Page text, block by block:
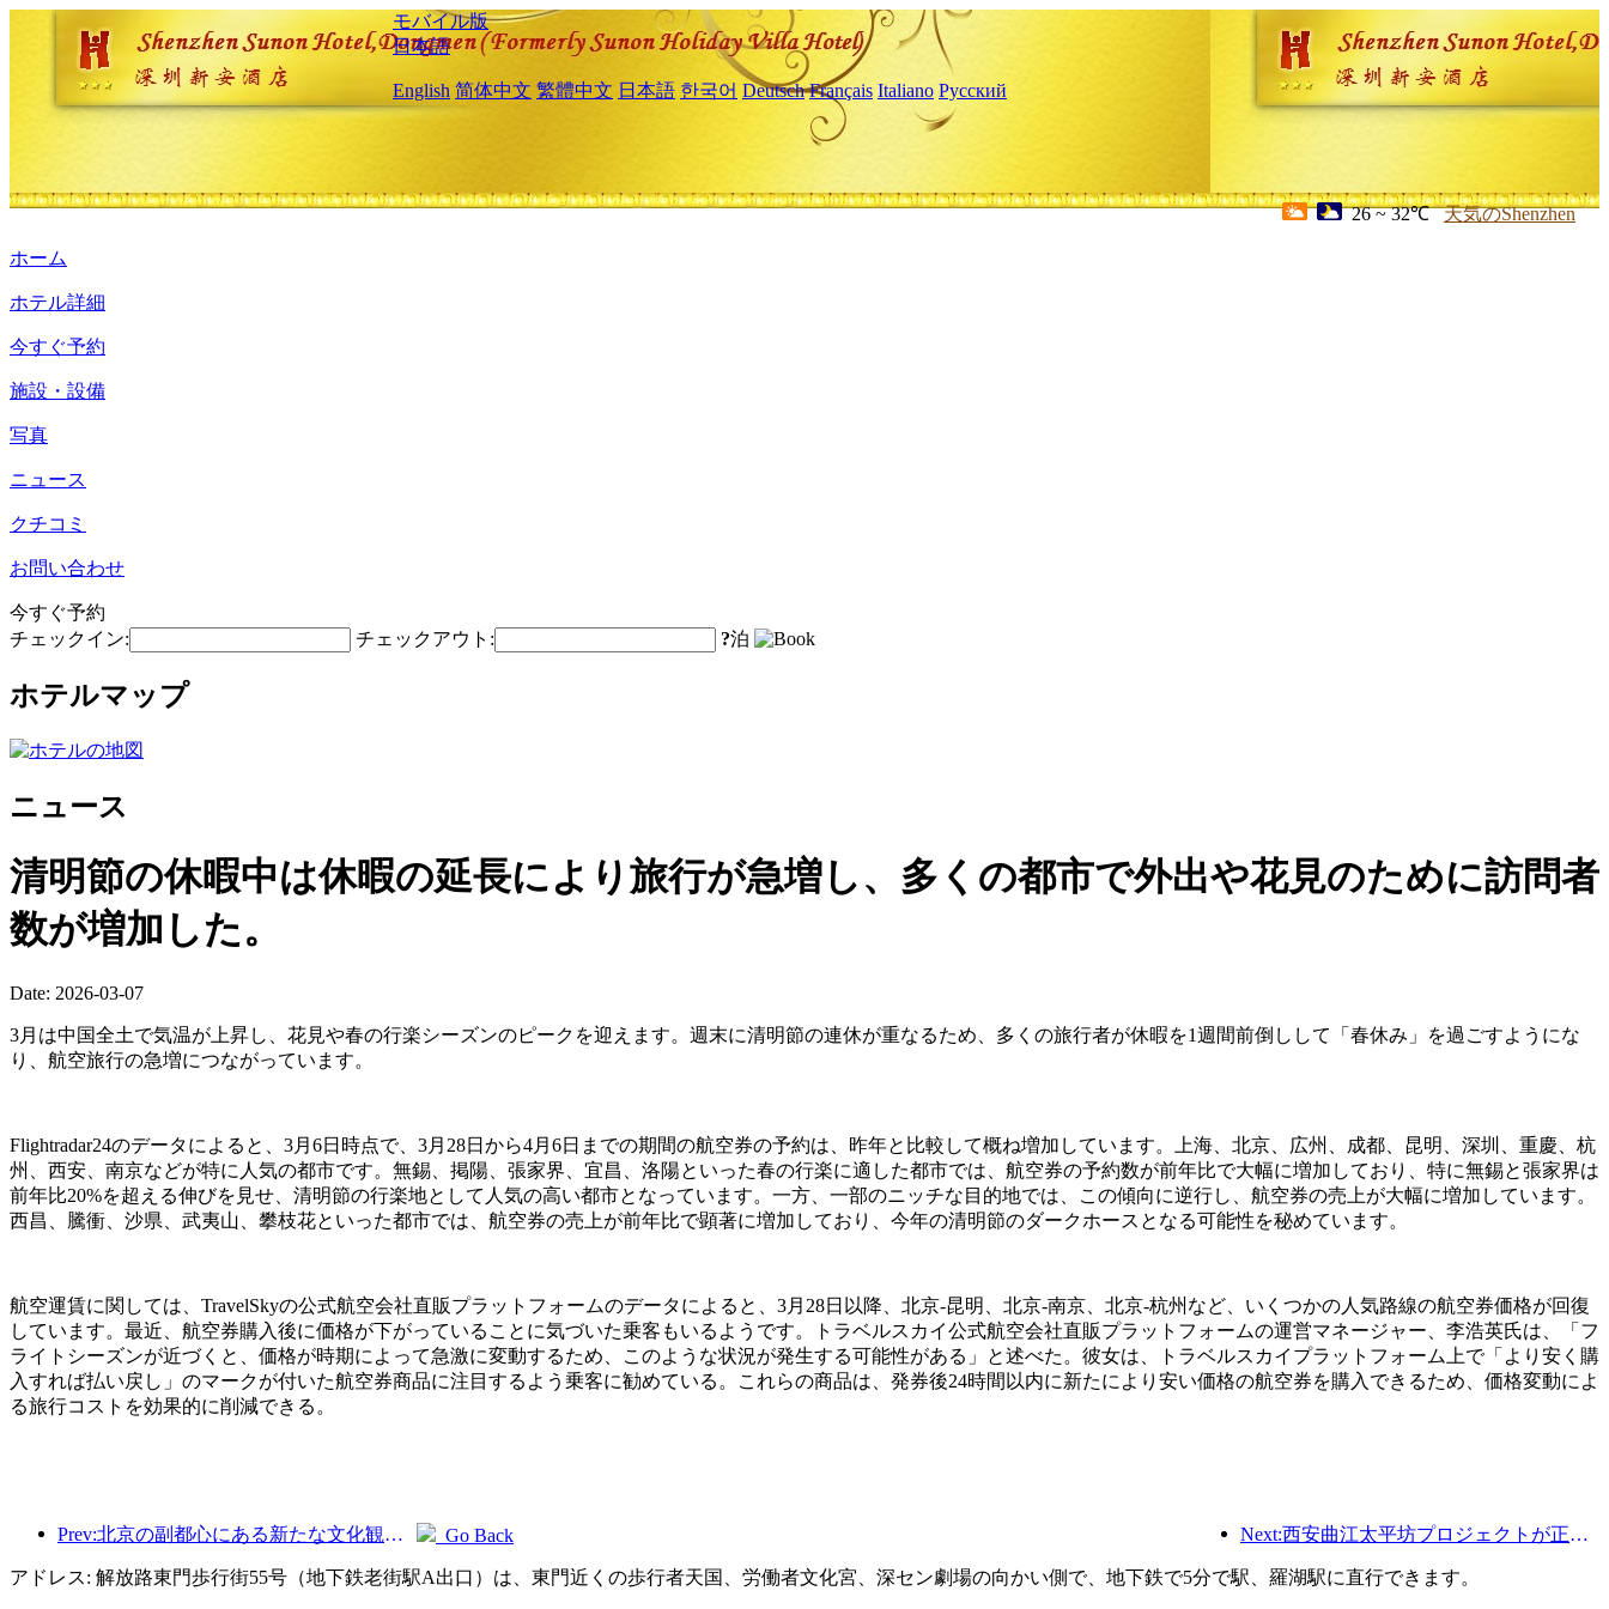
モバイル版
日本語
English 简体中文 繁體中文 日本語 한국어 Deutsch Français Italiano Русский
26 ~ 32℃ 天気のShenzhen
ホーム
ホテル詳細
今すぐ予約
施設・設備
写真
ニュース
クチコミ
お問い合わせ
今すぐ予約
チェックイン:
チェックアウト: ?泊
ホテルマップ
ニュース
清明節の休暇中は休暇の延長により旅行が急増し、多くの都市で外出や花見のために訪問者
数が増加した。
Date: 2026-03-07
3月は中国全土で気温が上昇し、花見や春の行楽シーズンのピークを迎えます。週末に清明節の連休が重なるため、多くの旅行者が休暇を1週間前倒しして「春休み」を過ごすようにな
り、航空旅行の急増につながっています。
Flightradar24のデータによると、3月6日時点で、3月28日から4月6日までの期間の航空券の予約は、昨年と比較して概ね増加しています。上海、北京、広州、成都、昆明、深圳、重慶、杭
州、西安、南京などが特に人気の都市です。無錫、掲陽、張家界、宜昌、洛陽といった春の行楽に適した都市では、航空券の予約数が前年比で大幅に増加しており、特に無錫と張家界は
前年比20%を超える伸びを見せ、清明節の行楽地として人気の高い都市となっています。一方、一部のニッチな目的地では、この傾向に逆行し、航空券の売上が大幅に増加しています。
西昌、騰衝、沙県、武夷山、攀枝花といった都市では、航空券の売上が前年比で顕著に増加しており、今年の清明節のダークホースとなる可能性を秘めています。
航空運賃に関しては、TravelSkyの公式航空会社直販プラットフォームのデータによると、3月28日以降、北京-昆明、北京-南京、北京-杭州など、いくつかの人気路線の航空券価格が回復
しています。最近、航空券購入後に価格が下がっていることに気づいた乗客もいるようです。トラベルスカイ公式航空会社直販プラットフォームの運営マネージャー、李浩英氏は、「フ
ライトシーズンが近づくと、価格が時期によって急激に変動するため、このような状況が発生する可能性がある」と述べた。彼女は、トラベルスカイプラットフォーム上で「より安く購
入すれば払い戻し」のマークが付いた航空券商品に注目するよう乗客に勧めている。これらの商品は、発券後24時間以内に新たにより安い価格の航空券を購入できるため、価格変動によ
る旅行コストを効果的に削減できる。
Prev:北京の副都心にある新たな文化観光ランドマーク、ピナクルパークが今年正式にオープンする。 Next:西安曲江太平坊プロジェクトが正式に着工し、総建築面積は13万7000平方メートルとなる。
Go Back
アドレス: 解放路東門歩行街55号（地下鉄老街駅A出口）は、東門近くの歩行者天国、労働者文化宮、深セン劇場の向かい側で、地下鉄で5分で駅、羅湖駅に直行できます。